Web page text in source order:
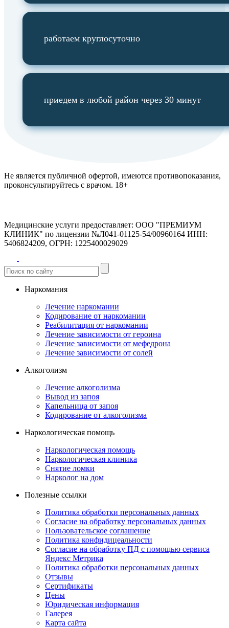
работаем круглосуточно
приедем в любой район через 30 минут
Не является публичной офертой, имеются противопоказания,
проконсультируйтесь с врачом. 18+
Медицинские услуги предоставляет: ООО "ПРЕМИУМ
КЛИНИК" по лицензии №Л041-01125-54/00960164 ИНН:
5406824209, ОГРН: 1225400029029
Наркомания
Лечение наркомании
Кодирование от наркомании
Реабилитация от наркомании
Лечение зависимости от героина
Лечение зависимости от мефедрона
Лечение зависимости от солей
Алкоголизм
Лечение алкоголизма
Вывод из запоя
Капельница от запоя
Кодирование от алкоголизма
Наркологическая помощь
Наркологическая помощь
Наркологическая клиника
Снятие ломки
Нарколог на дом
Полезные ссылки
Политика обработки персональных данных
Согласие на обработку персональных данных
Пользовательское соглашение
Политика конфидицеальности
Согласие на обработку ПД с помощью сервиса
Яндекс Метрика
Политика обработки персональных данных
Отзывы
Сертификаты
Цены
Юридическая информация
Галерея
Карта сайта